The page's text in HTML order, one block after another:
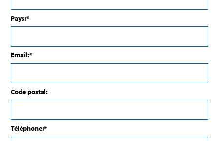
Pays:*
Email:*
Code postal:
Téléphone:*